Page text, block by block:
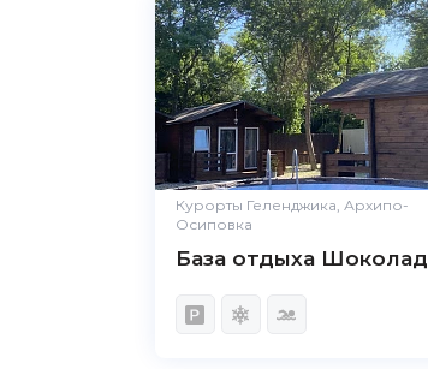
Курорты Геленджика, Архипо-
Осиповка
База отдыха Шоколад